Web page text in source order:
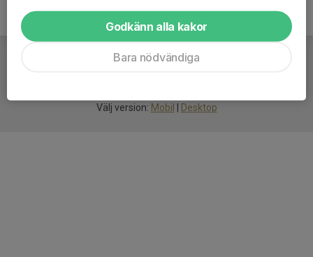
Välj version: Mobil Desktop
Godkänn alla kakor
Bara nödvändiga